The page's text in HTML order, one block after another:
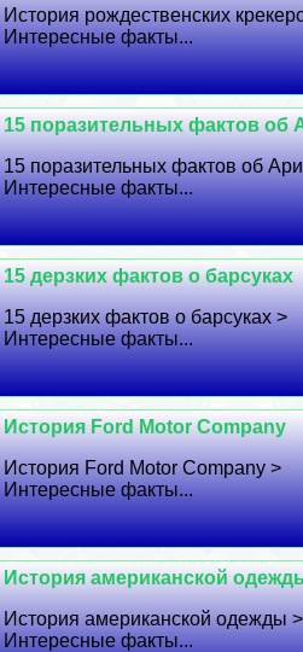
История рождественских
Интересные факты...
15 поразительных фактов об
15 поразительных фактов об
Интересные факты...
15 дерзких фактов о барcyкaх
15 дерзких фактов о барcyкaх >
Интересные факты...
История Ford Motor Company
История Ford Motor Company >
Интересные факты...
История американской
История американской одежды >
Интересные факты...